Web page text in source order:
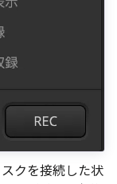
クを接続した状